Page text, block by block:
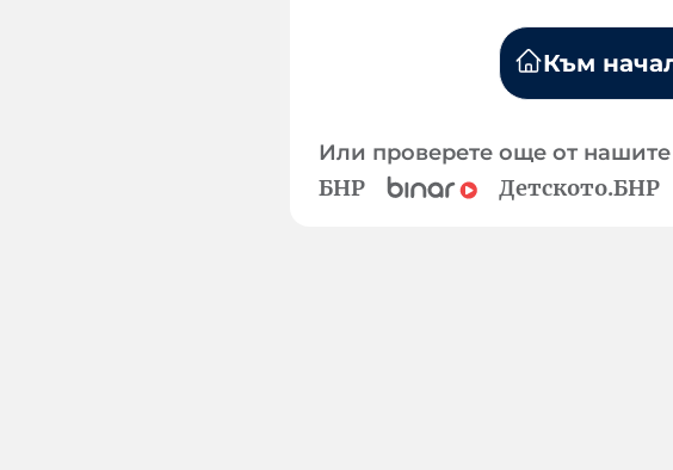
Към
Или проверете още от нашите
БНР Детското.БНР